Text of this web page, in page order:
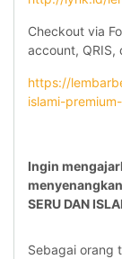
Checkout via
account, QRIS,
https://
islami-
Ingin
SERU DAN
Sebagai orang